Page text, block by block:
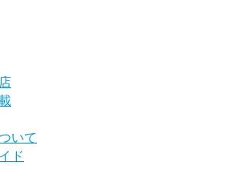
いて
ド